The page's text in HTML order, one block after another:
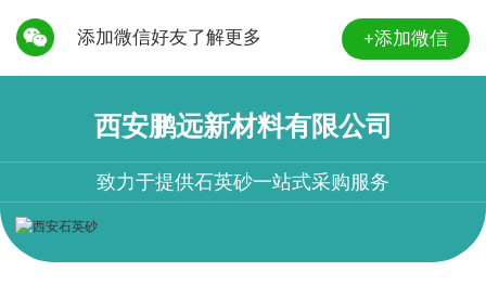
添加微信好友了解更多 +添加微信
西安鹏远新材料有限公司
致力于提供石英砂一站式采购服务